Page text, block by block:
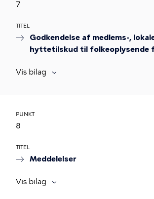
7
TITEL
Godkendelse af medlems-,
hyttetilskud til folkeoplysende
Vis bilag
PUNKT
8
TITEL
Meddelelser
Vis bilag